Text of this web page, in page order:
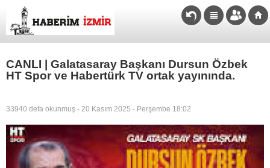
CANLI | Galatasaray Başkanı Dursun Özbek
HT Spor ve Habertürk TV ortak yayınında.
33940 defa okunmuş - 20 Kasım 2025 - Perşembe 18:02